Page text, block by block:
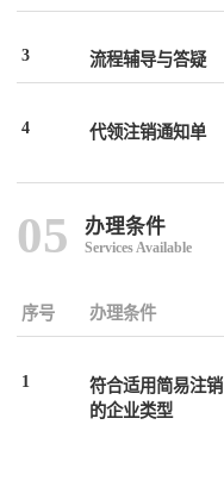
3 流程辅导与答疑
4 代领注销通知单
05 办理条件
Services Available
序号 办理条件
1
符合适用简易注销
的企业类型